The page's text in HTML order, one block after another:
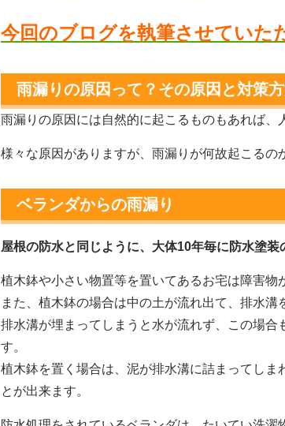
今回のブログを執筆させていた
雨漏りの原因って？その原因と対策
雨漏りの原因には自然的に起こるものもあれば、
様々な原因がありますが、雨漏りが何故起こるの
ベランダからの雨漏り
屋根の防水と同じように、大体10年毎に防水塗装
植木鉢や小さい物置等を置いてあるお宅は障害物
また、植木鉢の場合は中の土が流れ出て、排水溝
排水溝が埋まってしまうと水が流れず、この場
す。
植木鉢を置く場合は、泥が排水溝に詰まってし
とが出来ます。